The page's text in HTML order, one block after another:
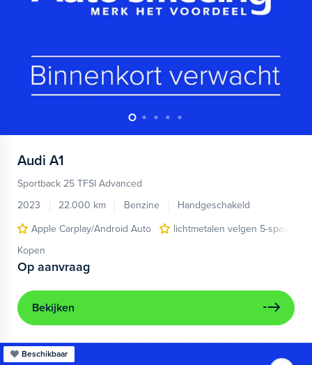
Audi A1
Sportback 25 TFSI Advanced
2023
22.000 km Benzine
Handgeschakeld
Apple Carplay/Android Auto
lichtmetalen velgen 5-spaaks
Kopen
Op aanvraag
Bekijken
Beschikbaar